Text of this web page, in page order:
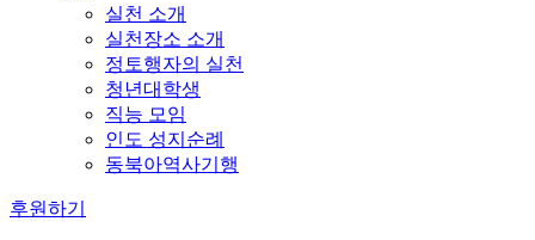
실천 소개
실천장소 소개
정토행자의 실천
청년대학생
직능 모임
인도 성지순례
동북아역사기행
후원하기